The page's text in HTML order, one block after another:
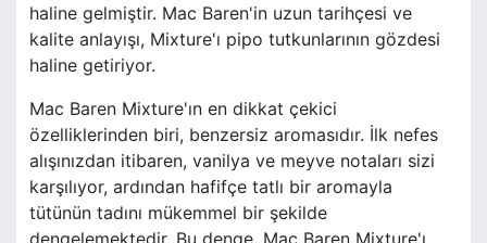
haline gelmiştir. Mac Baren'in uzun tarihçesi ve
kalite anlayışı, Mixture'ı pipo tutkunlarının gözdesi
haline getiriyor.
Mac Baren Mixture'ın en dikkat çekici
özelliklerinden biri, benzersiz aromasıdır. İlk nefes
alışınızdan itibaren, vanilya ve meyve notaları sizi
karşılıyor, ardından hafifçe tatlı bir aromayla
tütünün tadını mükemmel bir şekilde